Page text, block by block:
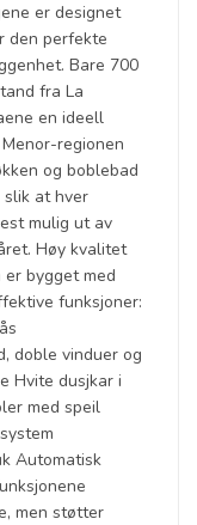
er designet
den perfekte
Bare 700
fra La
en ideell
regionen
og boblebad
at hver
mulig ut av
Høy kvalitet
bygget med
funksjoner:
doble vinduer og
Hvite dusjkar i
med speil
Automatisk
men støtter